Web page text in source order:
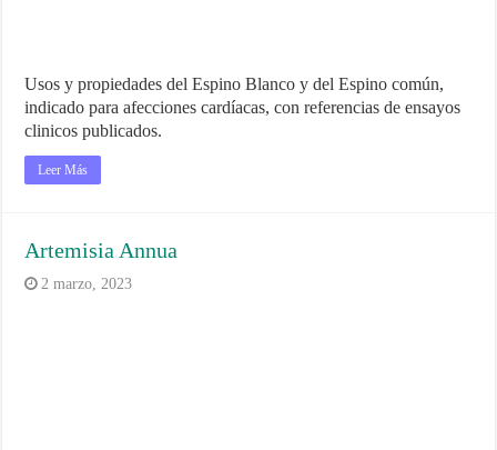
Usos y propiedades del Espino Blanco y del Espino común,
indicado para afecciones cardíacas, con referencias de ensayos
clinicos publicados.
Leer Más
Artemisia Annua
2 marzo, 2023